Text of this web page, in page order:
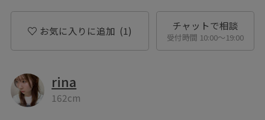
お気に入りに追加 (1) チャットで相談
受付時間 10:00〜19:00
rina
162cm